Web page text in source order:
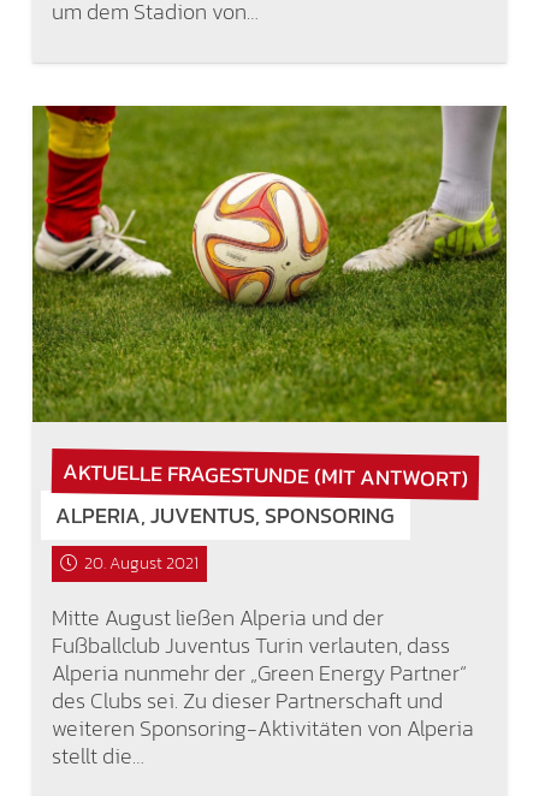
um dem Stadion von…
AKTUELLE FRAGESTUNDE (MIT ANTWORT)
ALPERIA, JUVENTUS, SPONSORING
20. August 2021
Mitte August ließen Alperia und der
Fußballclub Juventus Turin verlauten, dass
Alperia nunmehr der „Green Energy Partner“
des Clubs sei. Zu dieser Partnerschaft und
weiteren Sponsoring-Aktivitäten von Alperia
stellt die…